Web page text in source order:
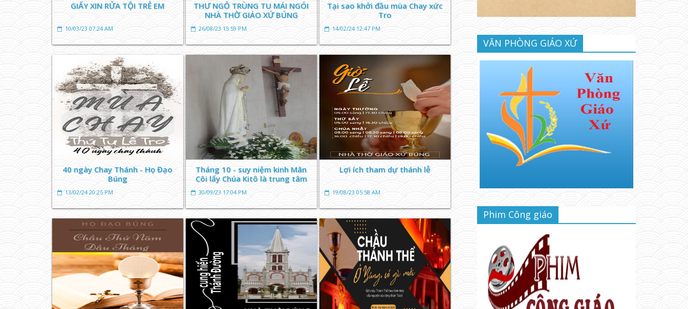
GIẤY XIN RỬA TỘI TRẺ EM
10/03/23 07:24 AM
THƯ NGỎ TRÙNG TU MÁI NGÓI
NHÀ THỜ GIÁO XỨ BÚNG
26/08/23 15:59 PM
Tại sao khởi đầu mùa Chay xức
Tro
14/02/24 12:47 PM
40 ngày Chay Thánh - Họ Đạo
Búng
13/02/24 20:25 PM
Tháng 10 - suy niệm kinh Mân
Côi lấy Chúa Kitô là trung tâm
30/09/23 17:04 PM
Lợi ích tham dự thánh lễ
19/08/23 05:58 AM
VĂN PHÒNG GIÁO XỨ
Phim Công giáo